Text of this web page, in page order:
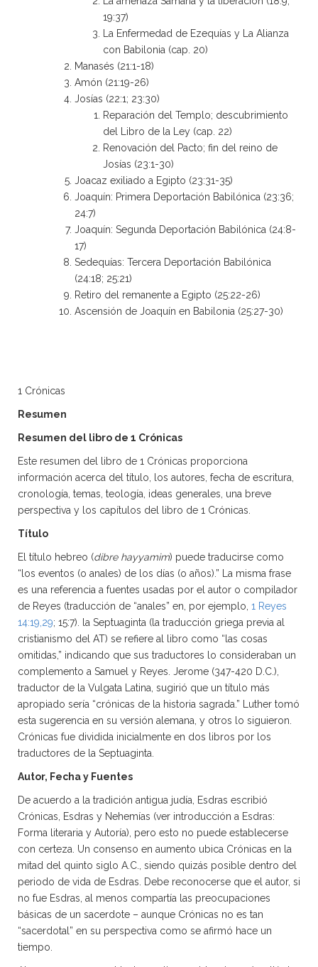
19:37)
La Enfermedad de Ezequías y La Alianza
con Babilonia (cap. 20)
Manasés (21:1-18)
Amón (21:19-26)
Josías (22:1; 23:30)
Reparación del Templo; descubrimiento
del Libro de la Ley (cap. 22)
Renovación del Pacto; fin del reino de
Josías (23:1-30)
Joacaz exiliado a Egipto (23:31-35)
Joaquín: Primera Deportación Babilónica (23:36;
24:7)
Joaquín: Segunda Deportación Babilónica (24:8-
17)
Sedequías: Tercera Deportación Babilónica
(24:18; 25:21)
Retiro del remanente a Egipto (25:22-26)
Ascensión de Joaquín en Babilonia (25:27-30)
1 Crónicas
Resumen
Resumen del libro de 1 Crónicas
Este resumen del libro de 1 Crónicas proporciona
información acerca del título, los autores, fecha de escritura,
cronología, temas, teología, ideas generales, una breve
perspectiva y los capítulos del libro de 1 Crónicas.
Título
El título hebreo (dibre hayyamim) puede traducirse como
“los eventos (o anales) de los días (o años).” La misma frase
es una referencia a fuentes usadas por el autor o compilador
de Reyes (traducción de “anales” en, por ejemplo, 1 Reyes
14:19,29; 15:7). la Septuaginta (la traducción griega previa al
cristianismo del AT) se refiere al libro como “las cosas
omitidas,” indicando que sus traductores lo consideraban un
complemento a Samuel y Reyes. Jerome (347-420 D.C.),
traductor de la Vulgata Latina, sugirió que un título más
apropiado sería “crónicas de la historia sagrada.” Luther tomó
esta sugerencia en su versión alemana, y otros lo siguieron.
Crónicas fue dividida inicialmente en dos libros por los
traductores de la Septuaginta.
Autor, Fecha y Fuentes
De acuerdo a la tradición antigua judía, Esdras escribió
Crónicas, Esdras y Nehemías (ver introducción a Esdras:
Forma literaria y Autoría), pero esto no puede establecerse
con certeza. Un consenso en aumento ubica Crónicas en la
mitad del quinto siglo A.C., siendo quizás posible dentro del
periodo de vida de Esdras. Debe reconocerse que el autor, si
no fue Esdras, al menos compartía las preocupaciones
básicas de un sacerdote – aunque Crónicas no es tan
“sacerdotal” en su perspectiva como se afirmó hace un
tiempo.